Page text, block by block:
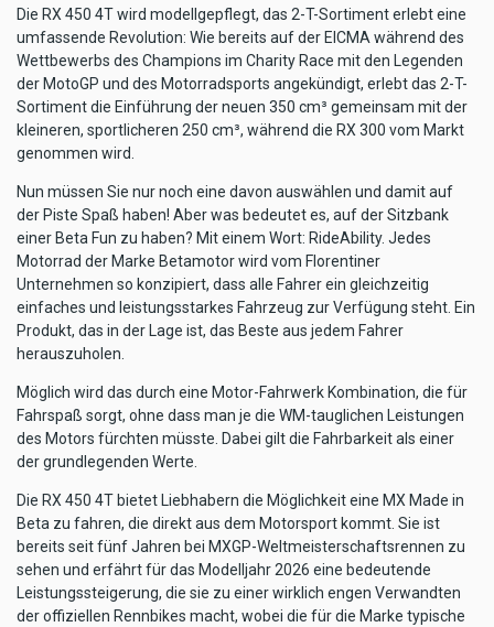
Die RX 450 4T wird modellgepflegt, das 2-T-Sortiment erlebt eine
umfassende Revolution: Wie bereits auf der EICMA während des
Wettbewerbs des Champions im Charity Race mit den Legenden
der MotoGP und des Motorradsports angekündigt, erlebt das 2-T-
Sortiment die Einführung der neuen 350 cm³ gemeinsam mit der
kleineren, sportlicheren 250 cm³, während die RX 300 vom Markt
genommen wird.
Nun müssen Sie nur noch eine davon auswählen und damit auf
der Piste Spaß haben! Aber was bedeutet es, auf der Sitzbank
einer Beta Fun zu haben? Mit einem Wort: RideAbility. Jedes
Motorrad der Marke Betamotor wird vom Florentiner
Unternehmen so konzipiert, dass alle Fahrer ein gleichzeitig
einfaches und leistungsstarkes Fahrzeug zur Verfügung steht. Ein
Produkt, das in der Lage ist, das Beste aus jedem Fahrer
herauszuholen.
Möglich wird das durch eine Motor-Fahrwerk Kombination, die für
Fahrspaß sorgt, ohne dass man je die WM-tauglichen Leistungen
des Motors fürchten müsste. Dabei gilt die Fahrbarkeit als einer
der grundlegenden Werte.
Die RX 450 4T bietet Liebhabern die Möglichkeit eine MX Made in
Beta zu fahren, die direkt aus dem Motorsport kommt. Sie ist
bereits seit fünf Jahren bei MXGP-Weltmeisterschaftsrennen zu
sehen und erfährt für das Modelljahr 2026 eine bedeutende
Leistungssteigerung, die sie zu einer wirklich engen Verwandten
der offiziellen Rennbikes macht, wobei die für die Marke typische